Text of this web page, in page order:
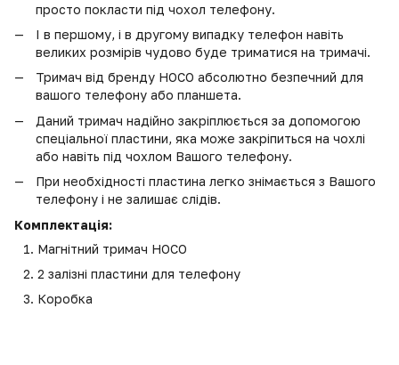
просто покласти під чохол телефону.
І в першому, і в другому випадку телефон навіть
великих розмірів чудово буде триматися на тримачі.
Тримач від бренду HOCO абсолютно безпечний для
вашого телефону або планшета.
Даний тримач надійно закріплюється за допомогою
спеціальної пластини, яка може закріпиться на чохлі
або навіть під чохлом Вашого телефону.
При необхідності пластина легко знімається з Вашого
телефону і не залишає слідів.
Комплектація:
Магнітний тримач HOCO
2 залізні пластини для телефону
Коробка